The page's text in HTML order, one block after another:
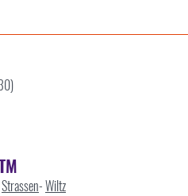
Strassen-Wiltz